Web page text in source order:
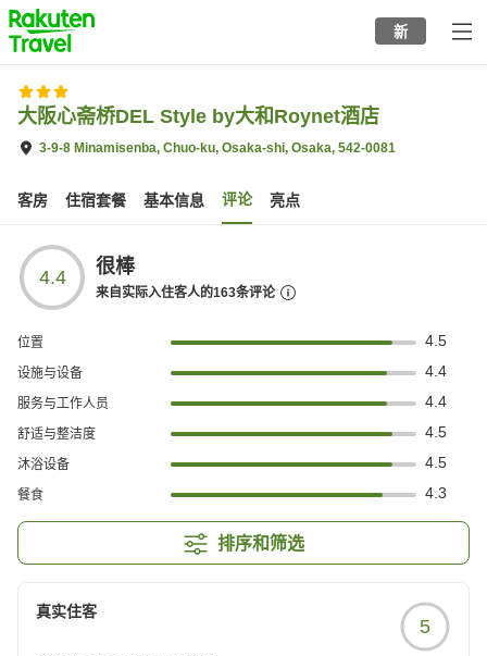
to
top
page
新
大阪心斋桥DEL Style by大和Roynet酒店
3-9-8 Minamisenba, Chuo-ku, Osaka-shi, Osaka, 542-0081
客房 住宿套餐 基本信息 评论 亮点
4.4 很棒
来自实际入住客人的163条评论
位置 4.5
设施与设备 4.4
服务与工作人员 4.4
舒适与整洁度 4.5
沐浴设备 4.5
餐食 4.3
排序和筛选
真实住客
5